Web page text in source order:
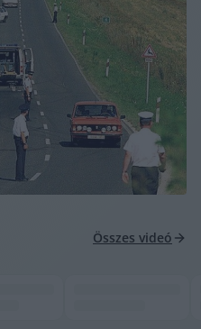
Összes videó